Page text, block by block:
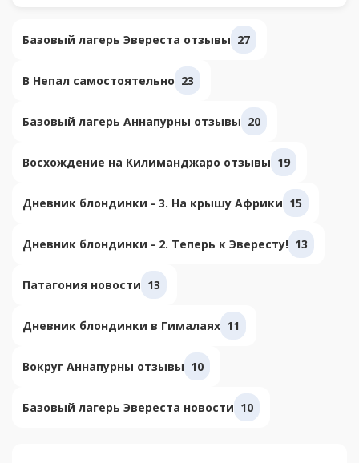
Базовый лагерь Эвереста отзывы 27
В Непал самостоятельно 23
Базовый лагерь Аннапурны отзывы 20
Восхождение на Килиманджаро отзывы 19
Дневник блондинки - 3. На крышу Африки 15
Дневник блондинки - 2. Теперь к Эвересту! 13
Патагония новости 13
Дневник блондинки в Гималаях 11
Вокруг Аннапурны отзывы 10
Базовый лагерь Эвереста новости 10